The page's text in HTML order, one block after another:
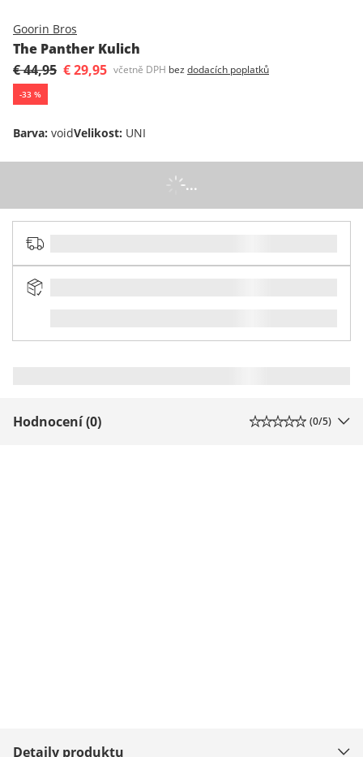
Goorin Bros
The Panther Kulich
€ 44,95 € 29,95 včetně DPH bez dodacích poplatků
-33 %
Barva: voidVelikost: UNI
...
Hodnocení (0) (0/5)
Detaily produktu